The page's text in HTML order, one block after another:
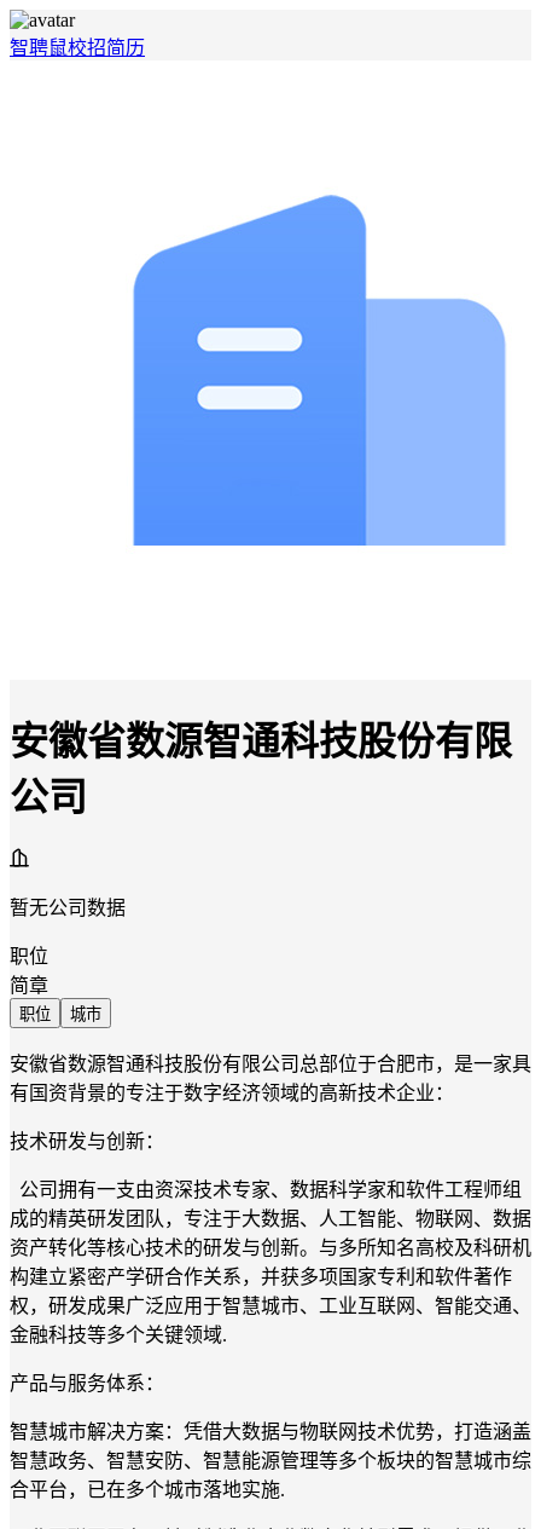
智聘鼠校招简历
安徽省数源智通科技股份有限
公司
暂无公司数据
职位
简章
职位 城市
安徽省数源智通科技股份有限公司总部位于合肥市，是一家具
有国资背景的专注于数字经济领域的高新技术企业：
技术研发与创新：
公司拥有一支由资深技术专家、数据科学家和软件工程师组
成的精英研发团队，专注于大数据、人工智能、物联网、数据
资产转化等核心技术的研发与创新。与多所知名高校及科研机
构建立紧密产学研合作关系，并获多项国家专利和软件著作
权，研发成果广泛应用于智慧城市、工业互联网、智能交通、
金融科技等多个关键领域.
产品与服务体系：
智慧城市解决方案：凭借大数据与物联网技术优势，打造涵盖
智慧政务、智慧安防、智慧能源管理等多个板块的智慧城市综
合平台，已在多个城市落地实施.